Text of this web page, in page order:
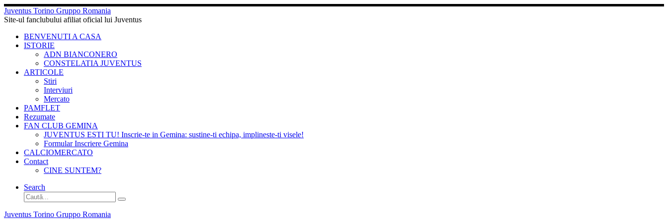
Sari
la
Juventus Torino Gruppo Romania
Site-ul fanclubului afiliat oficial lui Juventus
BENVENUTI A CASA
ISTORIE
ADN BIANCONERO
CONSTELATIA JUVENTUS
ARTICOLE
Stiri
Interviuri
Mercato
PAMFLET
Rezumate
FAN CLUB GEMINA
JUVENTUS ESTI TU! Inscrie-te in Gemina: sustine-ti echipa, implineste-ti visele!
Formular Inscriere Gemina
CALCIOMERCATO
Contact
CINE SUNTEM?
Search
Căutare
Caută...
Juventus Torino Gruppo Romania